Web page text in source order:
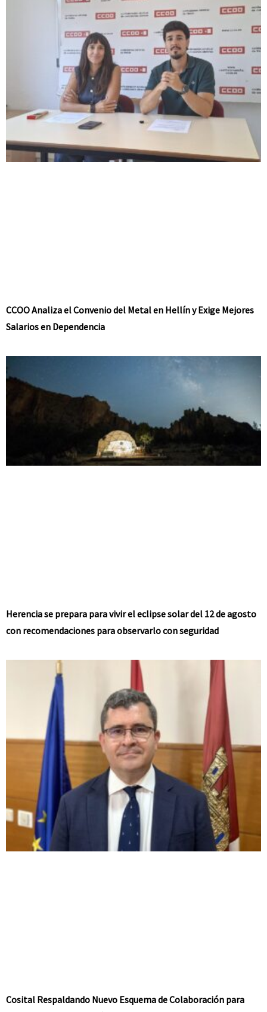
CCOO Analiza el Convenio del Metal en Hellín y Exige Mejores
Salarios en Dependencia
Herencia se prepara para vivir el eclipse solar del 12 de agosto
con recomendaciones para observarlo con seguridad
Cosital Respaldando Nuevo Esquema de Colaboración para